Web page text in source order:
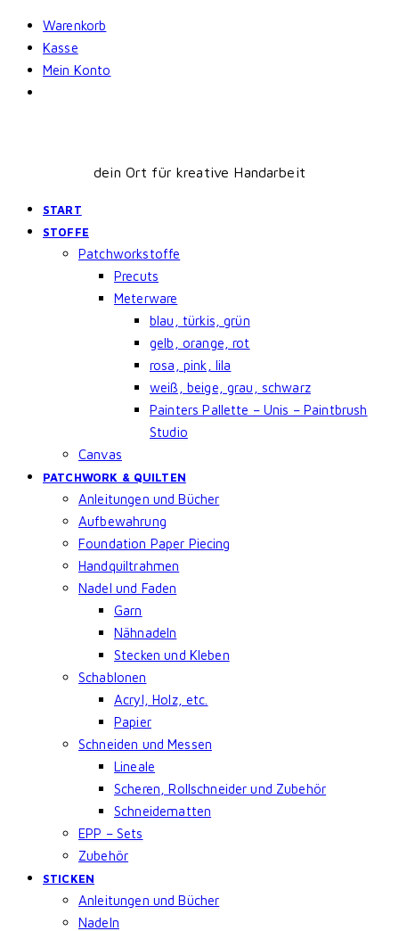
Skip
content
Warenkorb
Kasse
Mein Konto
dein Ort für kreative Handarbeit
START
STOFFE
Patchworkstoffe
Precuts
Meterware
blau, türkis, grün
gelb, orange, rot
rosa, pink, lila
weiß, beige, grau, schwarz
Painters Pallette – Unis – Paintbrush
Studio
Canvas
PATCHWORK & QUILTEN
Anleitungen und Bücher
Aufbewahrung
Foundation Paper Piecing
Handquiltrahmen
Nadel und Faden
Garn
Nähnadeln
Stecken und Kleben
Schablonen
Acryl, Holz, etc.
Papier
Schneiden und Messen
Lineale
Scheren, Rollschneider und Zubehör
Schneidematten
EPP – Sets
Zubehör
STICKEN
Anleitungen und Bücher
Nadeln